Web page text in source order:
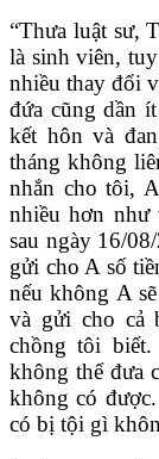
“Thưa luật sư,
là sinh viên,
nhiều thay đổi
đứa cũng dần
kết hôn và
tháng không
nhắn cho tôi,
nhiều hơn như
sau ngày 16/
gửi cho A số
nếu không A
và gửi cho cả
chồng tôi
không thể đưa
không có
có bị tội gì